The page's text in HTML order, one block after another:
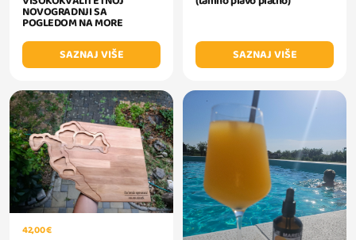
NOVOGRADNJI SA
POGLEDOM NA MORE
SAZNAJ VIŠE
SAZNAJ VIŠE
42,00 €